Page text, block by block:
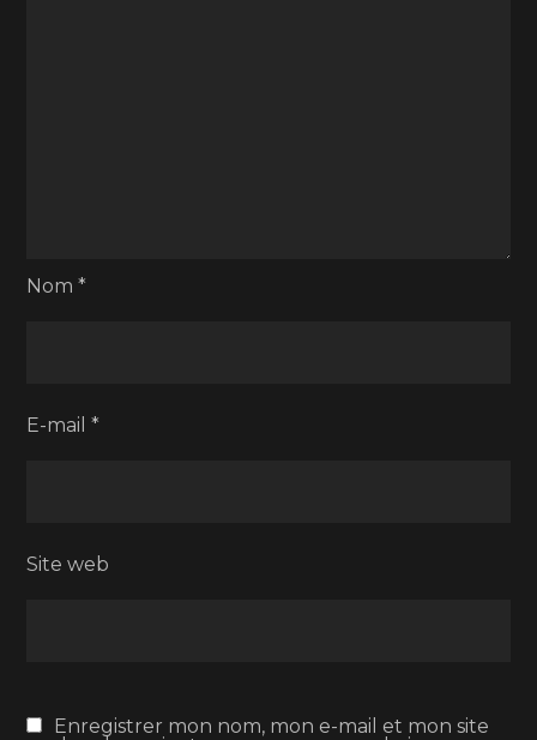
Nom*
E-mail*
Site web
Enregistrer mon nom, mon e-mail et mon site